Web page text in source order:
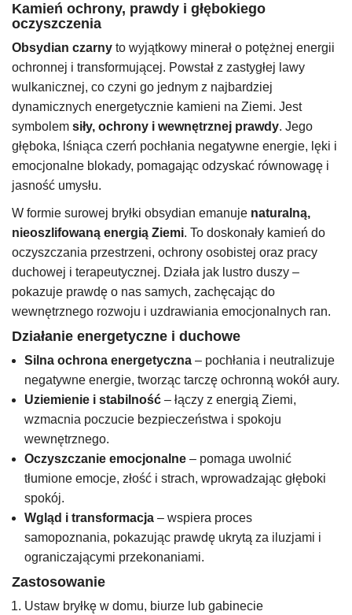
Kamień ochrony, prawdy i głębokiego
oczyszczenia
Obsydian czarny to wyjątkowy minerał o potężnej energii
ochronnej i transformującej. Powstał z zastygłej lawy
wulkanicznej, co czyni go jednym z najbardziej
dynamicznych energetycznie kamieni na Ziemi. Jest
symbolem siły, ochrony i wewnętrznej prawdy. Jego
głęboka, lśniąca czerń pochłania negatywne energie, lęki i
emocjonalne blokady, pomagając odzyskać równowagę i
jasność umysłu.
W formie surowej bryłki obsydian emanuje naturalną,
nieoszlifowaną energią Ziemi. To doskonały kamień do
oczyszczania przestrzeni, ochrony osobistej oraz pracy
duchowej i terapeutycznej. Działa jak lustro duszy –
pokazuje prawdę o nas samych, zachęcając do
wewnętrznego rozwoju i uzdrawiania emocjonalnych ran.
Działanie energetyczne i duchowe
Silna ochrona energetyczna – pochłania i neutralizuje
negatywne energie, tworząc tarczę ochronną wokół aury.
Uziemienie i stabilność – łączy z energią Ziemi,
wzmacnia poczucie bezpieczeństwa i spokoju
wewnętrznego.
Oczyszczanie emocjonalne – pomaga uwolnić
tłumione emocje, złość i strach, wprowadzając głęboki
spokój.
Wgląd i transformacja – wspiera proces
samopoznania, pokazując prawdę ukrytą za iluzjami i
ograniczającymi przekonaniami.
Zastosowanie
Ustaw bryłkę w domu, biurze lub gabinecie